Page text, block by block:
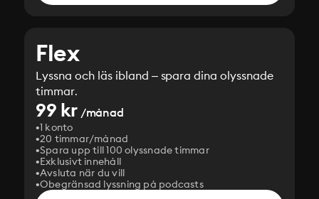
Flex
Lyssna och läs ibland – spara dina olyssnade
timmar.
99 kr/månad
1 konto
20 timmar/månad
Spara upp till 100 olyssnade timmar
Exklusivt innehåll
Avsluta när du vill
Obegränsad lyssning på podcasts